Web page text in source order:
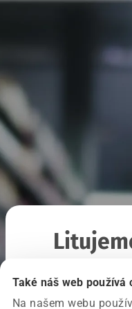
Také náš web používá
Na našem webu